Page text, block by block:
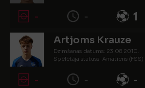
- - 1
Artjoms Krauze
Dzimšanas datums: 23.08.2010.
Spēlētāja statuss: Amatieris (FSS)
- - -